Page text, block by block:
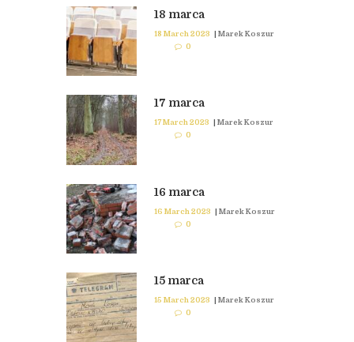
18 marca
18 March 2023 | Marek Koszur
0
17 marca
17 March 2023 | Marek Koszur
0
16 marca
16 March 2023 | Marek Koszur
0
15 marca
15 March 2023
Marek Koszur
0